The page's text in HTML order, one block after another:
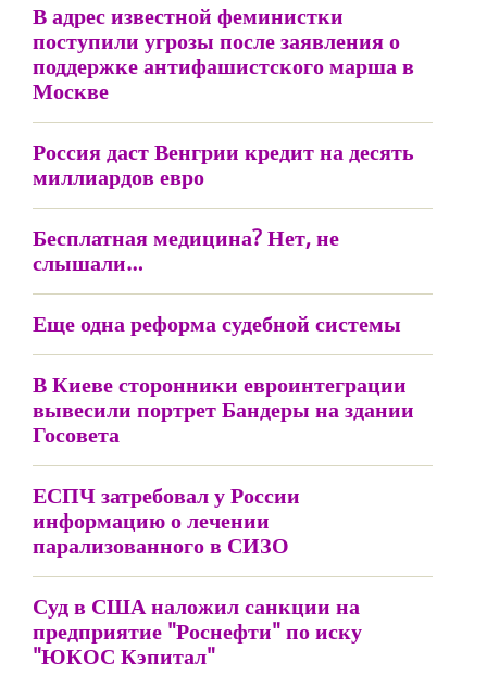
В адрес известной феминистки
поступили угрозы после заявления о
поддержке антифашистского марша в
Москве
Россия даст Венгрии кредит на десять
миллиардов евро
Бесплатная медицина? Нет, не
слышали…
Еще одна реформа судебной системы
В Киеве сторонники евроинтеграции
вывесили портрет Бандеры на здании
Госовета
ЕСПЧ затребовал у России
информацию о лечении
парализованного в СИЗО
Суд в США наложил санкции на
предприятие "Роснефти" по иску
"ЮКОС Кэпитал"